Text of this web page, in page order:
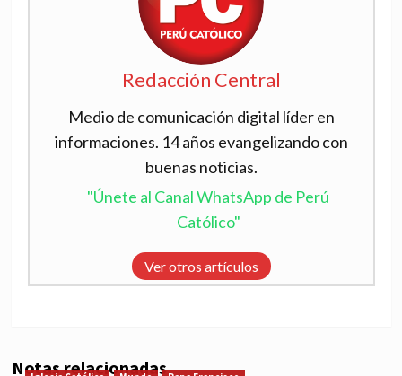
Redacción Central
Medio de comunicación digital líder en
informaciones. 14 años evangelizando con
buenas noticias.
"Únete al Canal WhatsApp de Perú
Católico"
Ver otros artículos
Notas relacionadas